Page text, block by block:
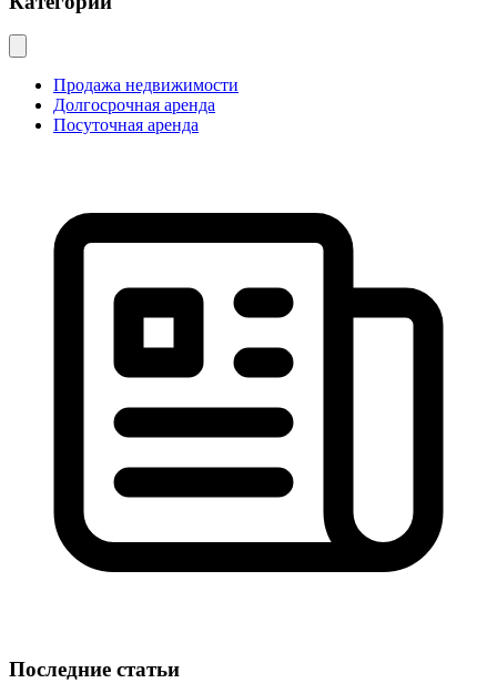
Продажа недвижимости
Долгосрочная аренда
Посуточная аренда
Последние статьи